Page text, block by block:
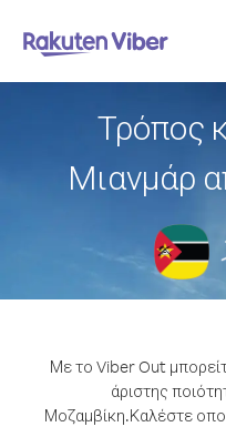
Τρόπος
Μιανμάρ
Με το Viber Out
άριστης
Μοζαμβίκη.Καλέστε